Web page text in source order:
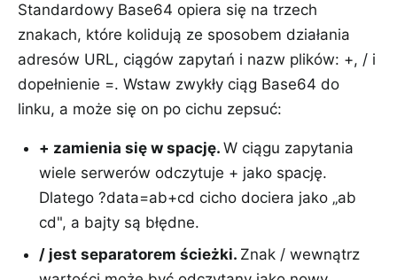
Standardowy Base64 opiera się na trzech
znakach, które kolidują ze sposobem działania
adresów URL, ciągów zapytań i nazw plików: +, / i
dopełnienie =. Wstaw zwykły ciąg Base64 do
linku, a może się on po cichu zepsuć:
+ zamienia się w spację. W ciągu zapytania
wiele serwerów odczytuje + jako spację.
Dlatego ?data=ab+cd cicho dociera jako „ab
cd", a bajty są błędne.
/ jest separatorem ścieżki. Znak / wewnątrz